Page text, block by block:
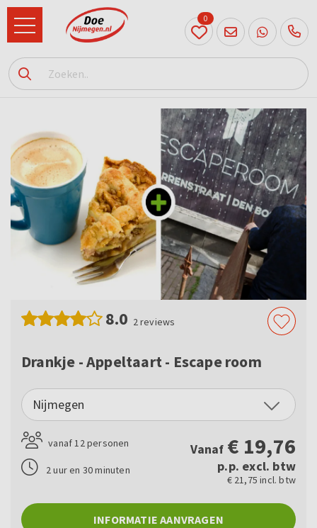
024
204
20 31
0
8.0 2reviews
Drankje - Appeltaart - Escape room
Nijmegen
vanaf 12 personen
2 uur en 30 minuten
Vanaf € 19,76
p.p. excl. btw
€ 21,75 incl. btw
INFORMATIE AANVRAGEN